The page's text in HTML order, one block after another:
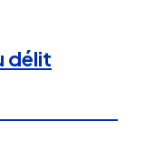
délit